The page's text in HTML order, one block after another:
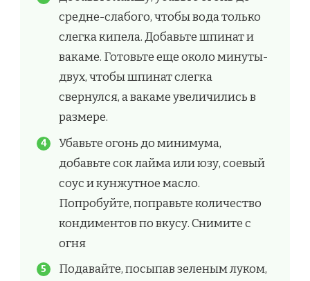
средне-слабого, чтобы вода только
слегка кипела. Добавьте шпинат и
вакаме. Готовьте еще около минуты-
двух, чтобы шпинат слегка
свернулся, а вакаме увеличились в
размере.
Убавьте огонь до минимума,
добавьте сок лайма или юзу, соевый
соус и кунжутное масло.
Попробуйте, поправьте количество
кондиментов по вкусу. Снимите с
огня
Подавайте, посыпав зеленым луком,